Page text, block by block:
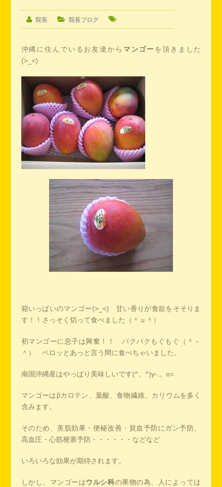
院長 院長ブログ
沖縄に住んでいるお友達から マンゴー を頂きました
(>_<)
箱いっぱいのマンゴー(>_<) 甘い香りが食欲をそそりま
す！！さっそく切って食べました（＾ｕ＾）
初マンゴーに息子は興奮！！ パクパクもぐもぐ（＾－
＾） ペロッとあっと言う間に食べちゃいました。
南国沖縄産はやっぱり美味しいです(^。^)y-.。o○
マンゴーはβカロテン、葉酸、食物繊維、カリウムを多く
含みます。
そのため、美肌効果・便秘改善・貧血予防にガン予防、
高血圧・心筋梗塞予防・・・・・・などなど
いろいろな効果が期待されます。
しかし、マンゴーはウルシ科の果物の為、人によっては